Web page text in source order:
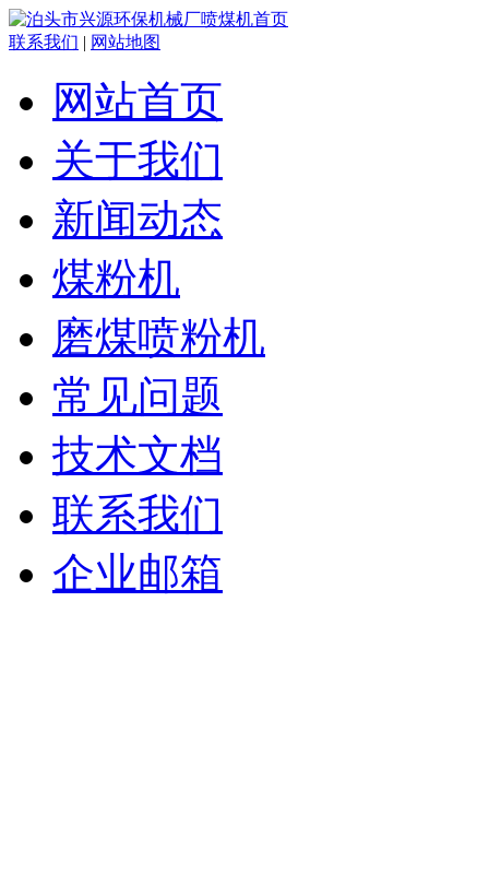
联系我们 | 网站地图
网站首页
关于我们
新闻动态
煤粉机
磨煤喷粉机
常见问题
技术文档
联系我们
企业邮箱